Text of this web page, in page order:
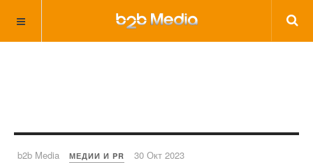
b2b Media МЕДИИ И PR 30 Окт 2023